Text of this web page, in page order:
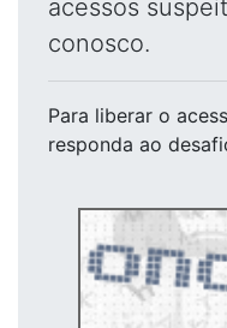
acessos
conosco.
Para liberar o
responda ao